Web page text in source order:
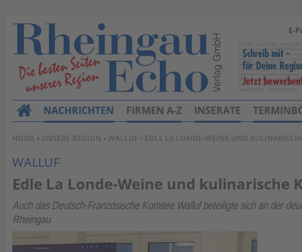
E-
SIE BEFINDEN SICH HIER:
HOME › UNSERE REGION › WALLUF › EDLE LA LONDE-WEINE UND
WALLUF
Edle La Londe-Weine und kulinarische
Auch das Deutsch-Französische Komitee Walluf beteiligte sich an der
Rheingau
H
o
m
e
NACHRICHTEN FIRMEN A-Z INSERATE